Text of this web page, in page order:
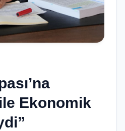
Ekonomik